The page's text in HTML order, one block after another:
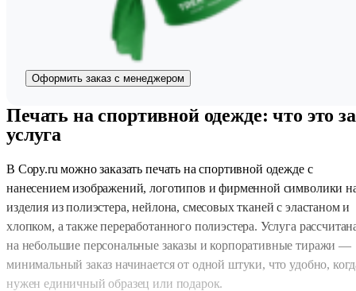
Оформить заказ с менеджером
Печать на спортивной одежде: что это за
услуга
В Copy.ru можно заказать печать на спортивной одежде с
нанесением изображений, логотипов и фирменной символики
изделия из полиэстера, нейлона, смесовых тканей с эластаном и
хлопком, а также переработанного полиэстера. Услуга
на небольшие персональные заказы и корпоративные тиражи —
минимальный заказ начинается от одной штуки, что удобно,
нужен единичный образец или подарок.